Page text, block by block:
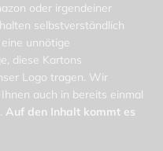
oder irgendeiner
selbstverständlich
unnötige
diese Kartons
Logo tragen. Wir
auch in bereits einmal
Auf den Inhalt kommt es